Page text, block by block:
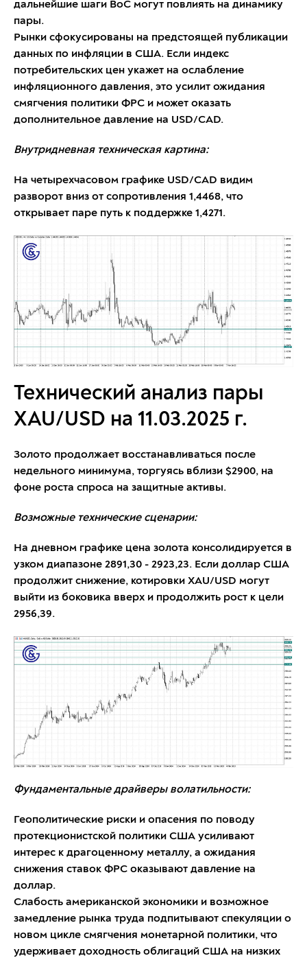
дальнейшие шаги BoC могут повлиять на динамику
пары.
Рынки сфокусированы на предстоящей публикации
данных по инфляции в США. Если индекс
потребительских цен укажет на ослабление
инфляционного давления, это усилит ожидания
смягчения политики ФРС и может оказать
дополнительное давление на USD/CAD.
Внутридневная техническая картина:
На четырехчасовом графике USD/CAD видим
разворот вниз от сопротивления 1,4468, что
открывает паре путь к поддержке 1,4271.
Технический анализ пары
XAU/USD на 11.03.2025 г.
Золото продолжает восстанавливаться после
недельного минимума, торгуясь вблизи $2900, на
фоне роста спроса на защитные активы.
Возможные технические сценарии:
На дневном графике цена золота консолидируется в
узком диапазоне 2891,30 - 2923,23. Если доллар США
продолжит снижение, котировки XAU/USD могут
выйти из боковика вверх и продолжить рост к цели
2956,39.
Фундаментальные драйверы волатильности:
Геополитические риски и опасения по поводу
протекционистской политики США усиливают
интерес к драгоценному металлу, а ожидания
снижения ставок ФРС оказывают давление на
доллар.
Слабость американской экономики и возможное
замедление рынка труда подпитывают спекуляции о
новом цикле смягчения монетарной политики, что
удерживает доходность облигаций США на низких